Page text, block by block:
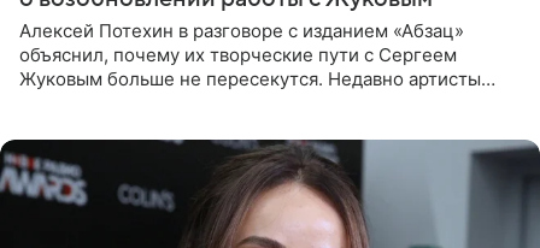
Алексей Потехин в разговоре с изданием «Абзац»
объяснил, почему их творческие пути с Сергеем
Жуковым больше не пересекутся. Недавно артисты